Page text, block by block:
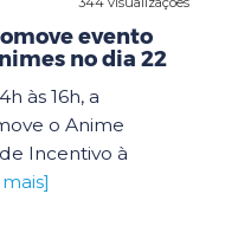
evento
no dia 22
às 16h, a
o Anime
Incentivo à